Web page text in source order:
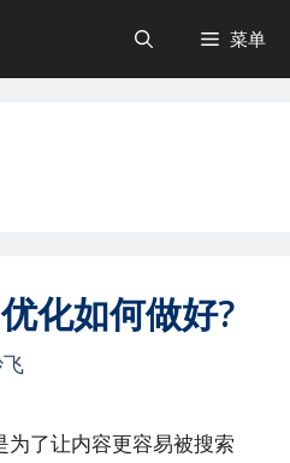
菜单
化如何做好?
为了让内容更容易被搜索